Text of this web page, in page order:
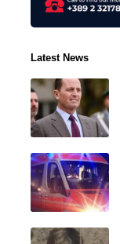
Latest News